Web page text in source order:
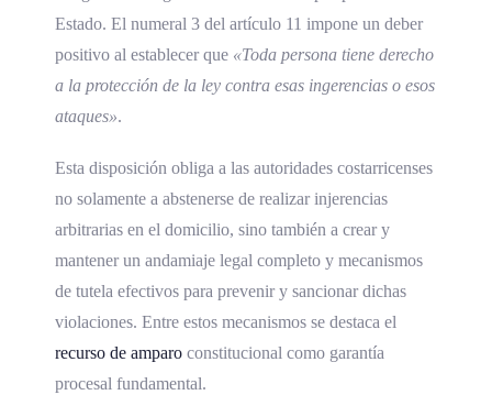
Estado. El numeral 3 del artículo 11 impone un deber
positivo al establecer que «Toda persona tiene derecho
a la protección de la ley contra esas ingerencias o esos
ataques».
Esta disposición obliga a las autoridades costarricenses
no solamente a abstenerse de realizar injerencias
arbitrarias en el domicilio, sino también a crear y
mantener un andamiaje legal completo y mecanismos
de tutela efectivos para prevenir y sancionar dichas
violaciones. Entre estos mecanismos se destaca el
recurso de amparo constitucional como garantía
procesal fundamental.